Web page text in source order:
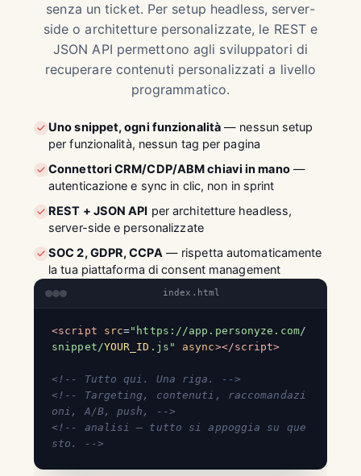
index.html
<script src="https://app.personyze.com/
snippet/YOUR_ID .js" async></script>
<!-- Tutto qui. Una riga. -->
<!-- Targeting, contenuti, raccomandazi
oni, A/B, push, -->
<!-- analisi — tutto si appoggia su que
sto. -->
senza un ticket. Per setup headless, server-
side o architetture personalizzate, le REST e
JSON API permettono agli sviluppatori di
recuperare contenuti personalizzati a livello
programmatico.
Uno snippet, ogni funzionalità — nessun setup
per funzionalità, nessun tag per pagina
Connettori CRM/CDP/ABM chiavi in mano—
autenticazione e sync in clic, non in sprint
REST + JSON API per architetture headless,
server-side e personalizzate
SOC 2, GDPR, CCPA— rispetta automaticamente
la tua piattaforma di consent management